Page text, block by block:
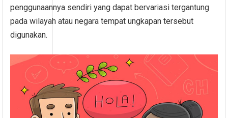
penggunaannya sendiri yang dapat bervariasi tergantung
pada wilayah atau negara tempat ungkapan tersebut
digunakan.